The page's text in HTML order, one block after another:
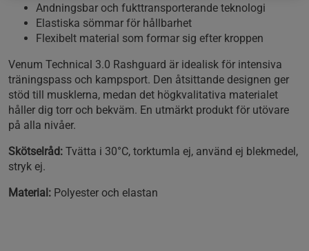
Andningsbar och fukttransporterande teknologi
Elastiska sömmar för hållbarhet
Flexibelt material som formar sig efter kroppen
Venum Technical 3.0 Rashguard är idealisk för intensiva
träningspass och kampsport. Den åtsittande designen ger
stöd till musklerna, medan det högkvalitativa materialet
håller dig torr och bekväm. En utmärkt produkt för utövare
på alla nivåer.
Skötselråd: Tvätta i 30°C, torktumla ej, använd ej blekmedel,
stryk ej.
Material: Polyester och elastan